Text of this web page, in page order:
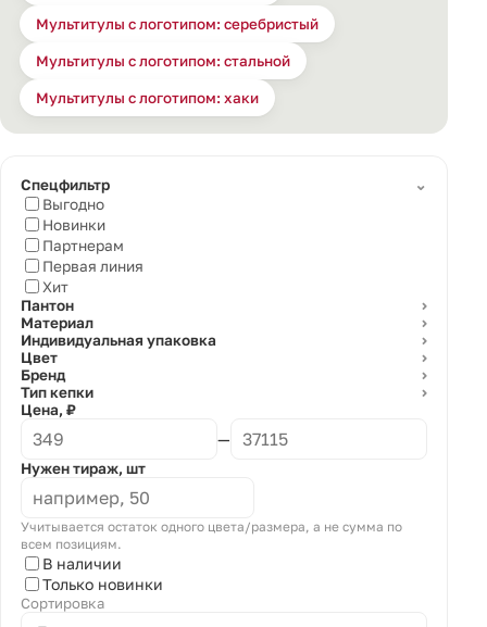
Мультитулы с логотипом: серебристый
Мультитулы с логотипом: стальной
Мультитулы с логотипом: хаки
Спецфильтр
⌄
Выгодно
Новинки
Партнерам
Первая линия
Хит
Пантон
⌄
Материал ⌄
Индивидуальная упаковка ⌄
Цвет ⌄
Бренд ⌄
Тип кепки ⌄
Цена, ₽
—
Нужен тираж, шт
Учитывается остаток одного цвета/размера, а не сумма по
всем позициям.
В наличии
Только новинки
Сортировка